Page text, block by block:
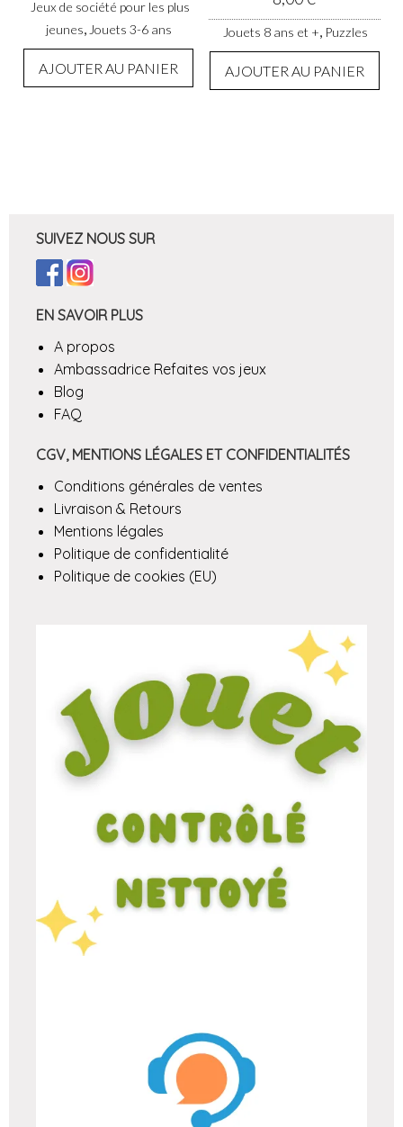
Jeux de société pour les plus
jeunes Jouets 3-6 ans
AJOUTER AU PANIER
Jouets 8 ans et + Puzzles
AJOUTER AU PANIER
SUIVEZ NOUS SUR
EN SAVOIR PLUS
A propos
Ambassadrice Refaites vos jeux
Blog
FAQ
CGV, MENTIONS LÉGALES ET CONFIDENTIALITÉS
Conditions générales de ventes
Livraison & Retours
Mentions légales
Politique de confidentialité
Politique de cookies (EU)